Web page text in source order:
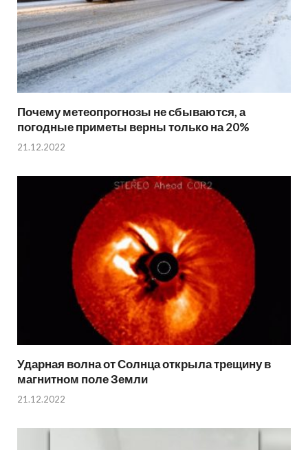
Почему метеопрогнозы не сбываются, а
погодные приметы верны только на 20%
21.12.2022
Ударная волна от Солнца открыла трещину в
магнитном поле Земли
21.12.2022